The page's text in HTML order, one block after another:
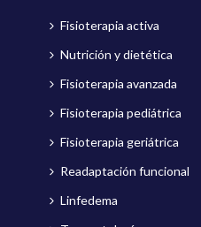
Fisioterapia activa
Nutrición y dietética
Fisioterapia avanzada
Fisioterapia pediátrica
Fisioterapia geriátrica
Readaptación funcional
Linfedema